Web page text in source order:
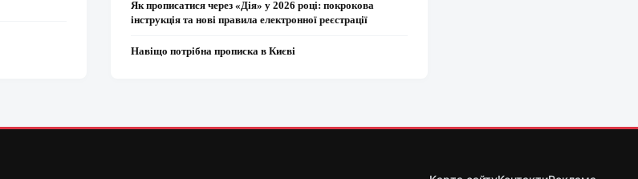
Як прописатися через «Дія» у 2026 році: покрокова
інструкція та нові правила електронної реєстрації
Навіщо потрібна прописка в Києві